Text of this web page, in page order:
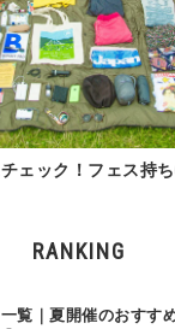
ェック！フェス持
RANKING
覧｜夏開催のおすす